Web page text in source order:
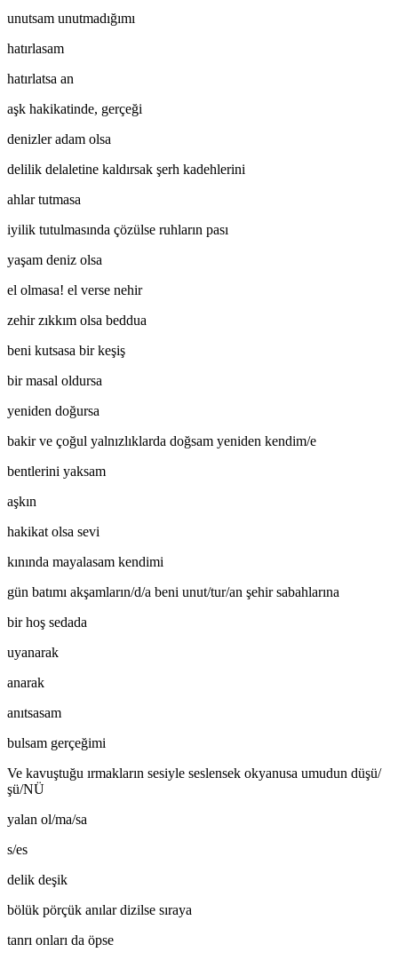
unutsam unutmadığımı
hatırlasam
hatırlatsa an
aşk hakikatinde, gerçeği
denizler adam olsa
delilik delaletine kaldırsak şerh kadehlerini
ahlar tutmasa
iyilik tutulmasında çözülse ruhların pası
yaşam deniz olsa
el olmasa! el verse nehir
zehir zıkkım olsa beddua
beni kutsasa bir keşiş
bir masal oldursa
yeniden doğursa
bakir ve çoğul yalnızlıklarda doğsam yeniden kendim/e
bentlerini yaksam
aşkın
hakikat olsa sevi
kınında mayalasam kendimi
gün batımı akşamların/d/a beni unut/tur/an şehir sabahlarına
bir hoş sedada
uyanarak
anarak
anıtsasam
bulsam gerçeğimi
Ve kavuştuğu ırmakların sesiyle seslensek okyanusa umudun düşü/
şü/NÜ
yalan ol/ma/sa
s/es
delik deşik
bölük pörçük anılar dizilse sıraya
tanrı onları da öpse